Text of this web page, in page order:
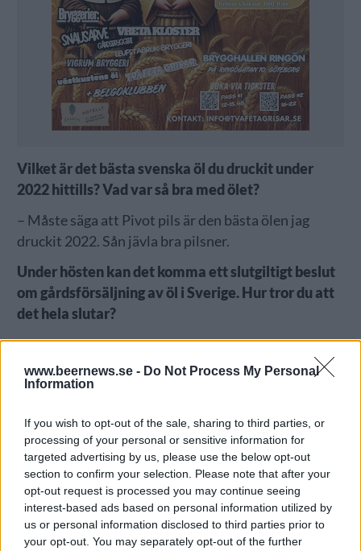
www.beernews.se - Do Not Process My Personal
Information
If you wish to opt-out of the sale, sharing to third parties, or
processing of your personal or sensitive information for
targeted advertising by us, please use the below opt-out
section to confirm your selection. Please note that after your
opt-out request is processed you may continue seeing
interest-based ads based on personal information utilized by
us or personal information disclosed to third parties prior to
your opt-out. You may separately opt-out of the further
Vilket är det bästa svenska öl du druckit under
2022 hittills? Vad var så bra med ölet?
– Måste säga att Pivot pils är den bästa ölen jag
druckit 2022. Sån jävla bra pilsner.
Under hösten kan det komma ett slutgiltigt beslut
om gårdsförsäljning av öl i Sverige. Hur tror du att
det hela slutar?
– Tror tyvärr inte vi kommer få nån gårdsförsäljning.
Hade önskat det till 100 procent men vi har för
många som sätter käppar i hjulen för detta…
Ölfestivaler har först kämpat med pandemin och
nu väntar en lågkonjunktur. Hur tror du att
festivalerna utvecklas/förändras de kommande
åren?